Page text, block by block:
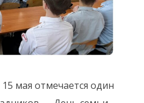
мая отмечается один